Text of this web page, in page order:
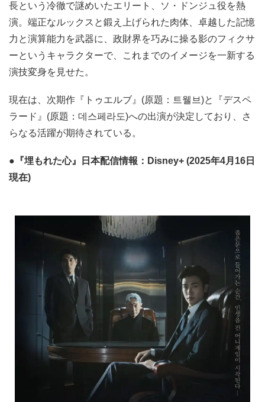
長という冷徹で謎めいたエリート、ソ・ドンジュ役を熱
演。端正なルックスと鍛え上げられた肉体、卓越した記憶
力と演算能力を武器に、政財界を巧みに操る影のフィクサ
ーというキャラクターで、これまでのイメージを一新する
演技変身を見せた。
現在は、次期作『トゥエルブ』(原題：트웰브)と『デスペ
ラード』(原題：데스페라도)への出演が決定しており、さ
らなる活躍が期待されている。
●『埋もれた心』日本配信情報：Disney+ (2025年4月16日
現在)